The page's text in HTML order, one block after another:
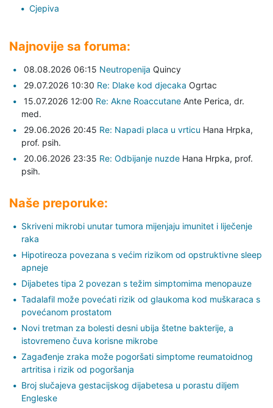
Cjepiva
Najnovije sa foruma:
08.08.2026 06:15 Neutropenija Quincy
29.07.2026 10:30 Re: Dlake kod djecaka Ogrtac
15.07.2026 12:00 Re: Akne Roaccutane Ante Perica, dr.
med.
29.06.2026 20:45 Re: Napadi placa u vrticu Hana Hrpka,
prof. psih.
20.06.2026 23:35 Re: Odbijanje nuzde Hana Hrpka, prof.
psih.
Naše preporuke:
Skriveni mikrobi unutar tumora mijenjaju imunitet i liječenje
raka
Hipotireoza povezana s većim rizikom od opstruktivne sleep
apneje
Dijabetes tipa 2 povezan s težim simptomima menopauze
Tadalafil može povećati rizik od glaukoma kod muškaraca s
povećanom prostatom
Novi tretman za bolesti desni ubija štetne bakterije, a
istovremeno čuva korisne mikrobe
Zagađenje zraka može pogoršati simptome reumatoidnog
artritisa i rizik od pogoršanja
Broj slučajeva gestacijskog dijabetesa u porastu diljem
Engleske